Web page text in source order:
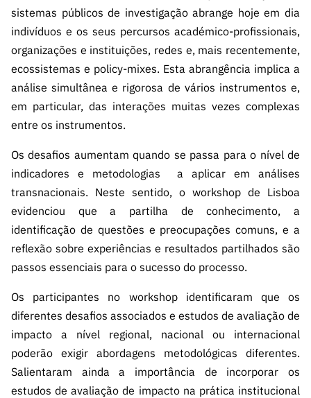
sistemas públicos de investigação abrange hoje em dia
indivíduos e os seus percursos académico-profissionais,
organizações e instituições, redes e, mais recentemente,
ecossistemas e policy-mixes. Esta abrangência implica a
análise simultânea e rigorosa de vários instrumentos e,
em particular, das interações muitas vezes complexas
entre os instrumentos.
Os desafios aumentam quando se passa para o nível de
indicadores e metodologias a aplicar em análises
transnacionais. Neste sentido, o workshop de Lisboa
evidenciou que a partilha de conhecimento, a
identificação de questões e preocupações comuns, e a
reflexão sobre experiências e resultados partilhados são
passos essenciais para o sucesso do processo.
Os participantes no workshop identificaram que os
diferentes desafios associados e estudos de avaliação de
impacto a nível regional, nacional ou internacional
poderão exigir abordagens metodológicas diferentes.
Salientaram ainda a importância de incorporar os
estudos de avaliação de impacto na prática institucional